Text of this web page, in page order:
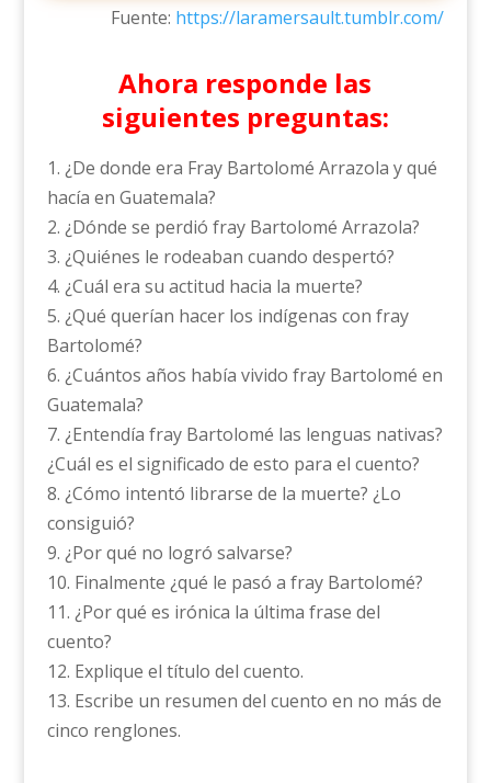
Fuente: https://laramersault.tumblr.com/
Ahora responde las
siguientes preguntas:
1. ¿De donde era Fray Bartolomé Arrazola y qué
hacía en Guatemala?
2. ¿Dónde se perdió fray Bartolomé Arrazola?
3. ¿Quiénes le rodeaban cuando despertó?
4. ¿Cuál era su actitud hacia la muerte?
5. ¿Qué querían hacer los indígenas con fray
Bartolomé?
6. ¿Cuántos años había vivido fray Bartolomé en
Guatemala?
7. ¿Entendía fray Bartolomé las lenguas nativas?
¿Cuál es el significado de esto para el cuento?
8. ¿Cómo intentó librarse de la muerte? ¿Lo
consiguió?
9. ¿Por qué no logró salvarse?
10. Finalmente ¿qué le pasó a fray Bartolomé?
11. ¿Por qué es irónica la última frase del
cuento?
12. Explique el título del cuento.
13. Escribe un resumen del cuento en no más de
cinco renglones.